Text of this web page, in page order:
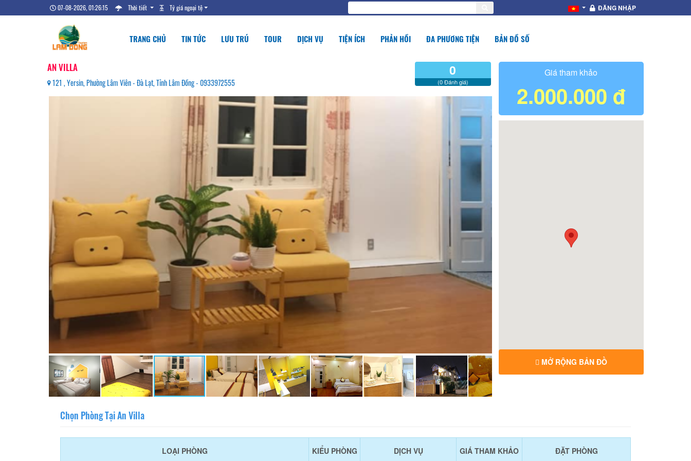
07-08-2026, 01:26:16 Thời tiết Tỷ giá ngoại tệ ĐĂNG NHẬP
TRANG CHỦ TIN TỨC LƯU TRÚ TOUR DỊCH VỤ TIỆN ÍCH PHẢN HỒI ĐA PHƯƠNG TIỆN BẢN ĐỒ SỐ
AN VILLA
121 , Yersin, Phường Lâm Viên - Đà Lạt, Tỉnh Lâm Đồng - 0933972555
0
(0 Đánh giá)
Giá tham khảo
2.000.000 đ
MỞ RỘNG BẢN ĐỒ
Chọn Phòng Tại An Villa
LOẠI PHÒNG KIỂU PHÒNG DỊCH VỤ GIÁ THAM KHẢO ĐẶT PHÒNG